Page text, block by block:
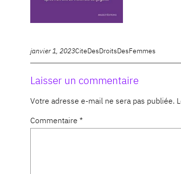
janvier 1, 2023CiteDesDroitsDesFemmes
Laisser un commentaire
Votre adresse e-mail ne sera pas publiée.
Commentaire *